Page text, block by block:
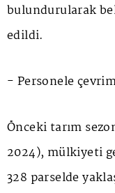
bulundurularak
edildi.
- Personele
Önceki tarım
2024), mülkiyeti
328 parselde